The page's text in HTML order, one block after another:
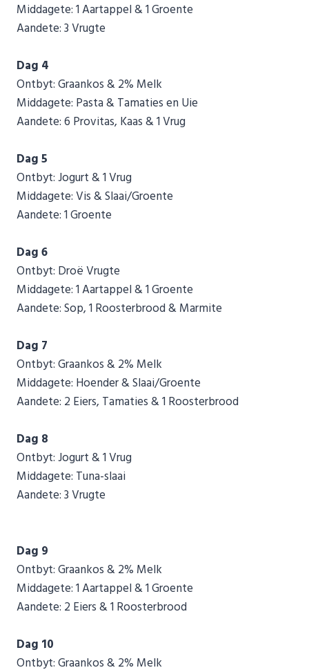
Middagete: 1 Aartappel & 1 Groente
Aandete: 3 Vrugte
Dag 4
Ontbyt: Graankos & 2% Melk
Middagete: Pasta & Tamaties en Uie
Aandete: 6 Provitas, Kaas & 1 Vrug
Dag 5
Ontbyt: Jogurt & 1 Vrug
Middagete: Vis & Slaai/Groente
Aandete: 1 Groente
Dag 6
Ontbyt: Droë Vrugte
Middagete: 1 Aartappel & 1 Groente
Aandete: Sop, 1 Roosterbrood & Marmite
Dag 7
Ontbyt: Graankos & 2% Melk
Middagete: Hoender & Slaai/Groente
Aandete: 2 Eiers, Tamaties & 1 Roosterbrood
Dag 8
Ontbyt: Jogurt & 1 Vrug
Middagete: Tuna-slaai
Aandete: 3 Vrugte
Dag 9
Ontbyt: Graankos & 2% Melk
Middagete: 1 Aartappel & 1 Groente
Aandete: 2 Eiers & 1 Roosterbrood
Dag 10
Ontbyt: Graankos & 2% Melk